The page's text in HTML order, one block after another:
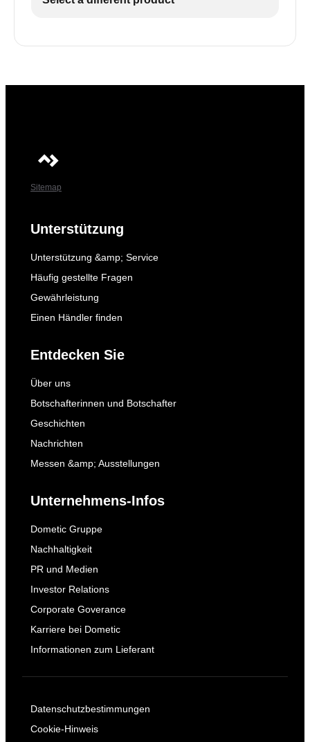
Sitemap
Unterstützung
Unterstützung &amp; Service
Häufig gestellte Fragen
Gewährleistung
Einen Händler finden
Entdecken Sie
Über uns
Botschafterinnen und Botschafter
Geschichten
Nachrichten
Messen &amp; Ausstellungen
Unternehmens-Infos
Dometic Gruppe
Nachhaltigkeit
PR und Medien
Investor Relations
Corporate Goverance
Karriere bei Dometic
Informationen zum Lieferant
Datenschutzbestimmungen
Cookie-Hinweis